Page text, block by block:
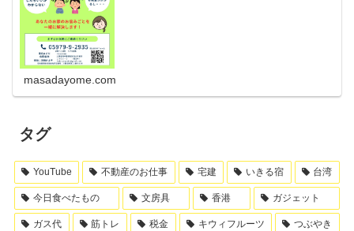
masadayome.com
タグ
YouTube 不動産のお仕事 宅建 いきる宿 台湾
今日食べたもの 文房具 香港 ガジェット
ガス代 筋トレ 税金 キウィフルーツ つぶやき